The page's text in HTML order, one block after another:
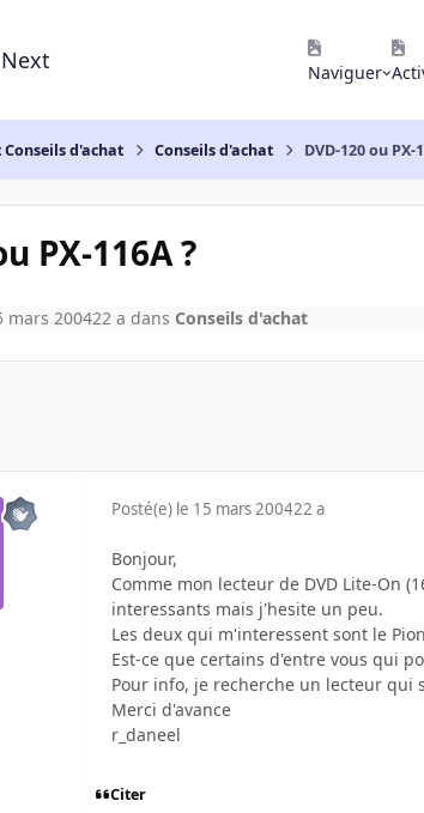
Next Naviguer
d'achat Conseils d'achat DVD-120 ou PX-
PX-116A ?
mars 200422 a dans Conseils d'achat
Posté(e) le 15 mars 200422 a
Bonjour,
Comme mon lecteur de DVD Lite-On
interessants mais j'hesite un peu.
Les deux qui m'interessent sont le
Est-ce que certains d'entre vous qui
Pour info, je recherche un lecteur qui
Merci d'avance
r_daneel
Citer